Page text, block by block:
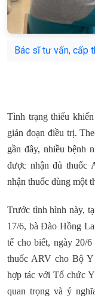
Bác sĩ tư vấn, cấp
Tình trạng thiếu
gián đoạn điều trị.
gần đây, nhiều bệnh
được nhận đủ thuốc
nhận thuốc dùng một
Trước tình hình này,
17/6, bà Đào Hồng
tế cho biết, ngày 20/
thuốc ARV cho Bộ
hợp tác với Tổ chức
quan trọng và ý